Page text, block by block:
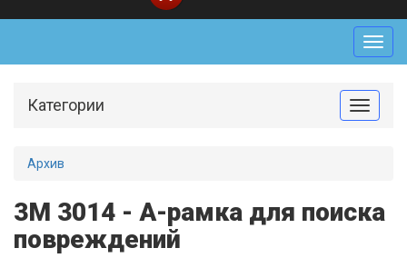
Меню
Toggle
Категории
Архив
3M 3014 - А-рамка для поиска
повреждений